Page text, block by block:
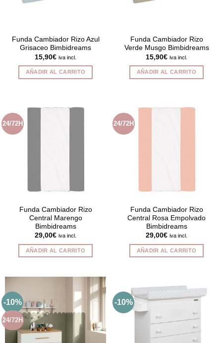
Funda Cambiador Rizo Azul
Grisaceo Bimbidreams
15,90€ iva incl.
AÑADIR AL CARRITO
Funda Cambiador Rizo
Verde Musgo Bimbidreams
15,90€ iva incl.
AÑADIR AL CARRITO
24/72H
Funda Cambiador Rizo
Central Marengo
Bimbidreams
29,00€ iva incl.
AÑADIR AL CARRITO
24/72H
Funda Cambiador Rizo
Central Rosa Empolvado
Bimbidreams
29,00€ iva incl.
AÑADIR AL CARRITO
-10%
24/72H
-10%